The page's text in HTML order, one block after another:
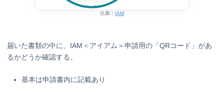
出典： IAM
届いた書類の中に、IAM＜アイアム＞申請用の「QRコード」があ
るかどうか確認する。
基本は申請書内に記載あり